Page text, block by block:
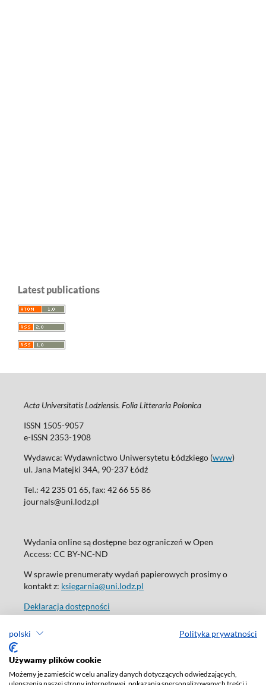
polski Polityka prywatności
Używamy plików cookie
Możemy je zamieścić w celu analizy danych dotyczących odwiedzających,
Latest publications
Acta Universitatis Lodziensis. Folia Litteraria Polonica
ISSN 1505-9057
e-ISSN 2353-1908
Wydawca: Wydawnictwo Uniwersytetu Łódzkiego (www)
ul. Jana Matejki 34A, 90-237 Łódź
Tel.: 42 235 01 65, fax: 42 66 55 86
journals@uni.lodz.pl
Wydania online są dostępne bez ograniczeń w Open
Access: CC BY-NC-ND
W sprawie prenumeraty wydań papierowych prosimy o
kontakt z: ksiegarnia@uni.lodz.pl
Deklaracja dostępności